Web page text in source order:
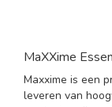
MaXXime
Maxxime is een
leveren van